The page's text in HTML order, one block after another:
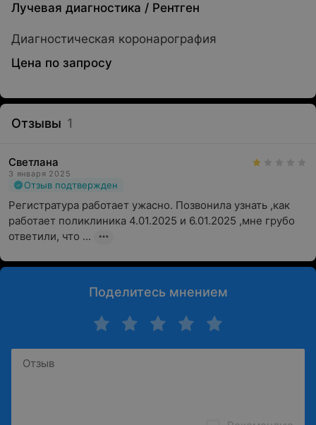
Лучевая диагностика / Рентген
Диагностическая коронарография
Цена по запросу
Отзывы 1
Светлана
3 января 2025
Отзыв подтвержден
Регистратура работает ужасно. Позвонила узнать ,как
работает поликлиника 4.01.2025 и 6.01.2025 ,мне грубо
ответили, что ...
Поделитесь мнением